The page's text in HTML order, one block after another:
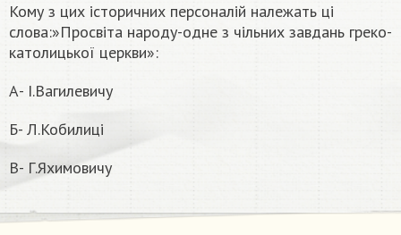
Кому з цих історичних персоналій належать ці
слова:»Просвіта народу-одне з чільних завдань греко-
католицької церкви»:
А- І.Вагилевичу
Б- Л.Кобилиці
В- Г.Яхимовичу